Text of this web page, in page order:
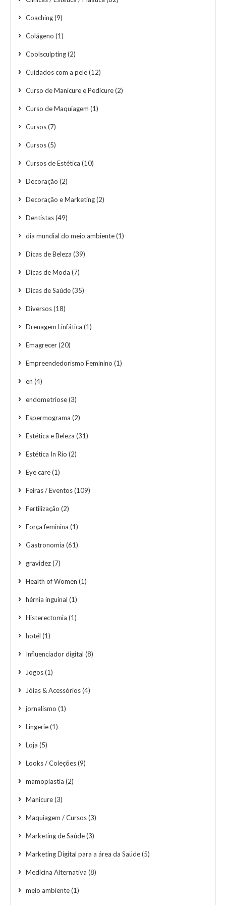
Coaching(9)
Colágeno (1)
Coolsculpting(2)
Cuidados com a pele(12)
Curso de Manicure e Pedicure(2)
Curso de Maquiagem (1)
Cursos(7)
Cursos(5)
Cursos de Estética (10)
Decoração (2)
Decoração e Marketing(2)
Dentistas(49)
dia mundial do meio ambiente(1)
Dicas de Beleza (39)
Dicas de Moda (7)
Dicas de Saúde(35)
Diversos(18)
Drenagem Linfática (1)
Emagrecer(20)
Empreendedorismo Feminino (1)
en (4)
endometriose(3)
Espermograma (2)
Estética e Beleza (31)
Estética In Rio (2)
Eye care(1)
Feiras / Eventos(109)
Fertilização (2)
Força feminina (1)
Gastronomia (61)
gravidez(7)
Health of Women (1)
hérnia inguinal (1)
Histerectomia (1)
hotél (1)
Influenciador digital (8)
Jogos(1)
Jóias & Acessórios(4)
jornalismo (1)
Lingerie(1)
Loja (5)
Looks / Coleções(9)
mamoplastia (2)
Manicure(3)
Maquiagem / Cursos(3)
Marketing de Saúde(3)
Marketing Digital para a área da Saúde(5)
Medicina Alternativa (8)
meio ambiente(1)